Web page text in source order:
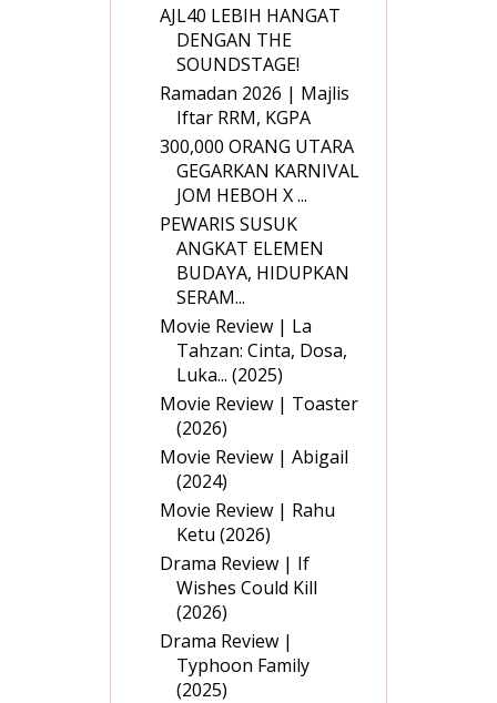
AJL40 LEBIH HANGAT
DENGAN THE
SOUNDSTAGE!
Ramadan 2026 | Majlis
Iftar RRM, KGPA
300,000 ORANG UTARA
GEGARKAN KARNIVAL
JOM HEBOH X ...
PEWARIS SUSUK
ANGKAT ELEMEN
BUDAYA, HIDUPKAN
SERAM...
Movie Review | La
Tahzan: Cinta, Dosa,
Luka... (2025)
Movie Review | Toaster
(2026)
Movie Review | Abigail
(2024)
Movie Review | Rahu
Ketu (2026)
Drama Review | If
Wishes Could Kill
(2026)
Drama Review |
Typhoon Family
(2025)